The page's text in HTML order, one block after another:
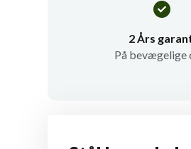
2 Års
På bevægelige